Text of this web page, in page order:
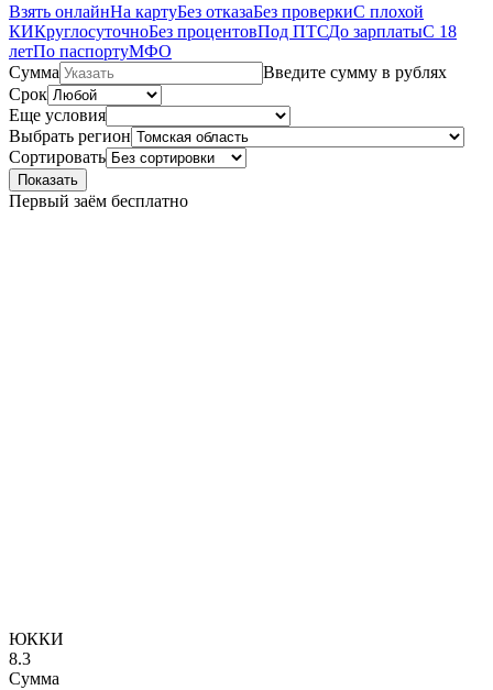
Взять онлайнНа картуБез отказаБез проверкиС плохой
КИКруглосуточноБез процентовПод ПТСДо зарплатыС 18
летПо паспортуМФО
Сумма
Введите сумму в рублях
Срок
Еще условия
Выбрать регион
Сортировать
Показать
Первый заём бесплатно
ЮККИ
8.3
Сумма